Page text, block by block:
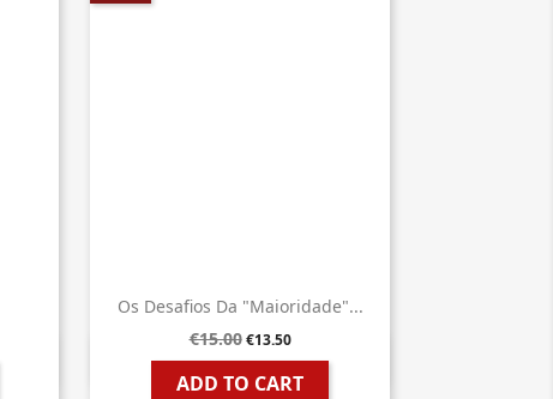
Os Desafios Da "Maioridade"...
€15.00 €13.50
ADD TO CART
 Quick view